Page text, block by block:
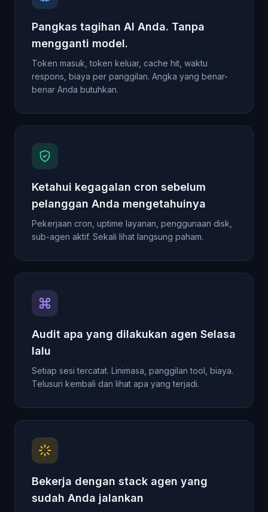
Pangkas tagihan AI Anda. Tanpa
mengganti model.
Token masuk, token keluar, cache hit, waktu
respons, biaya per panggilan. Angka yang benar-
benar Anda butuhkan.
Ketahui kegagalan cron sebelum
pelanggan Anda mengetahuinya
Pekerjaan cron, uptime layanan, penggunaan disk,
sub-agen aktif. Sekali lihat langsung paham.
Audit apa yang dilakukan agen Selasa
lalu
Setiap sesi tercatat. Linimasa, panggilan tool, biaya.
Telusuri kembali dan lihat apa yang terjadi.
Bekerja dengan stack agen yang
sudah Anda jalankan